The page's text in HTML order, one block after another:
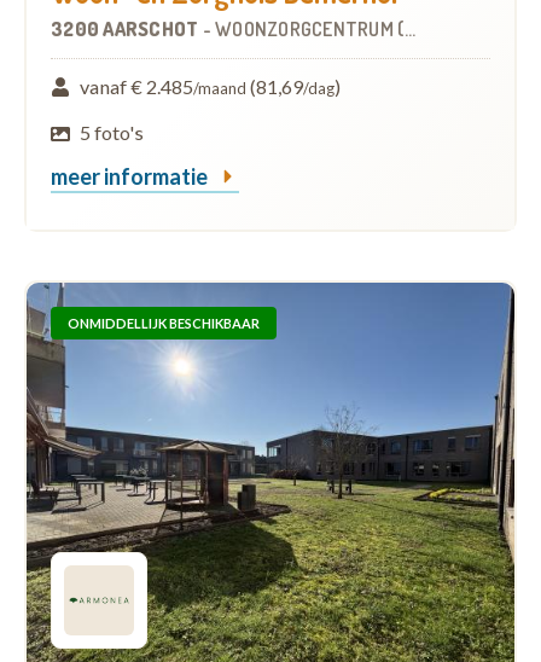
3200 AARSCHOT - WOONZORGCENTRUM (WZC)
vanaf € 2.485/maand (81,69/dag)
5 foto's
meer informatie
ONMIDDELLIJK BESCHIKBAAR